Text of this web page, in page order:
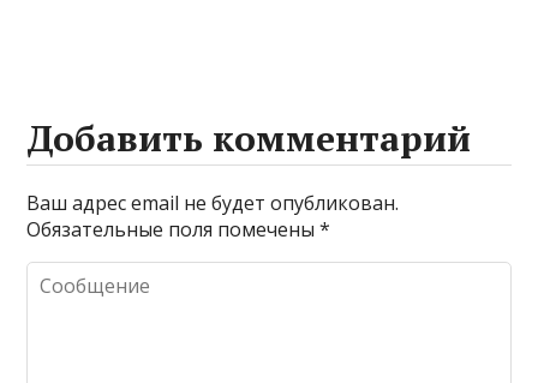
Добавить комментарий
Ваш адрес email не будет опубликован.
Обязательные поля помечены*